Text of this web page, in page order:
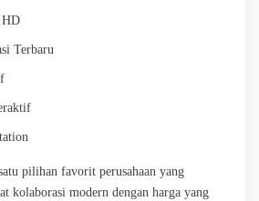
Terbaru
pilihan favorit perusahaan yang
kolaborasi modern dengan harga yang